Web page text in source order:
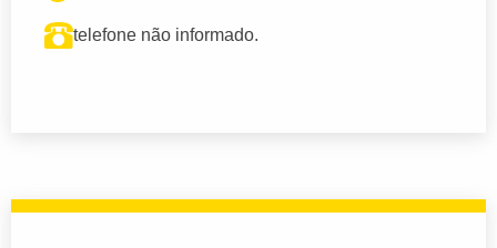
telefone não informado.